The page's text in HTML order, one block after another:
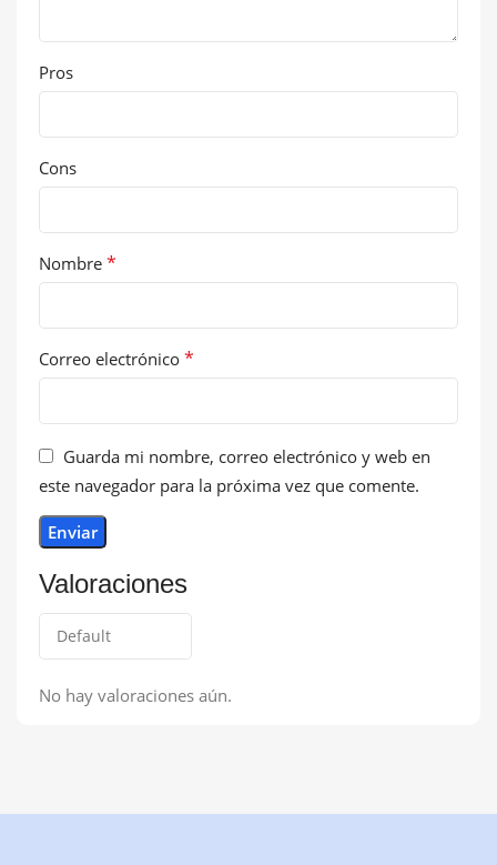
Valoraciones
No hay valoraciones aún.
Pros
Cons
Nombre *
Correo electrónico *
Guarda mi nombre, correo electrónico y web en
este navegador para la próxima vez que comente.